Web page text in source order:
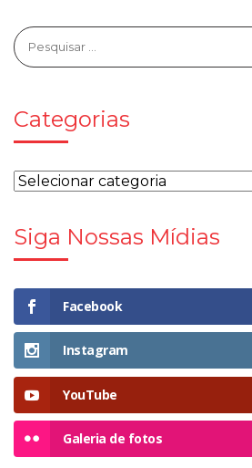
Categorias
Siga Nossas Mídias
Facebook
Instagram
YouTube
Galeria de fotos